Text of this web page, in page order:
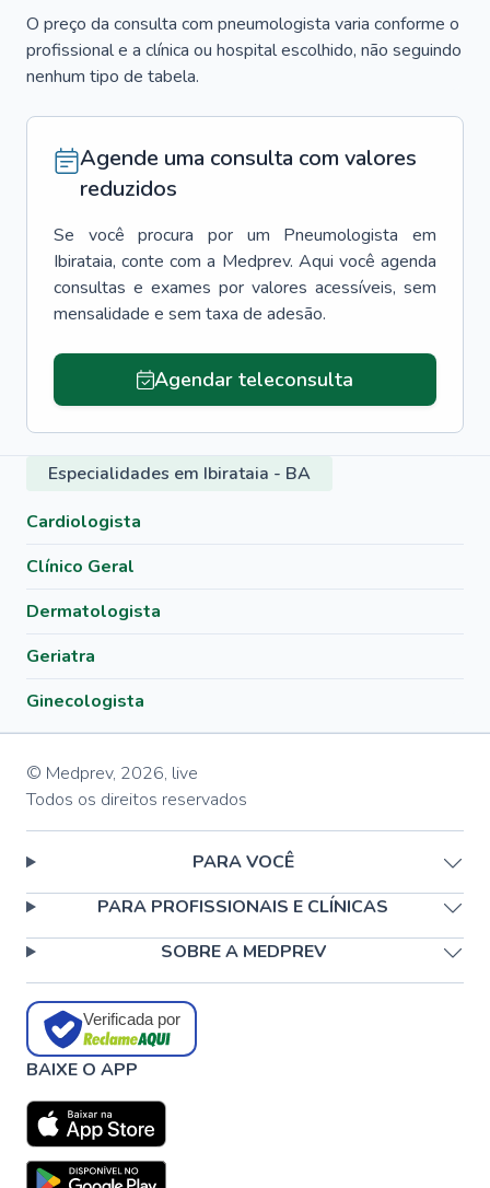
O preço da consulta com pneumologista varia conforme o
profissional e a clínica ou hospital escolhido, não seguindo
nenhum tipo de tabela.
Agende uma consulta com valores
reduzidos
Se você procura por um Pneumologista
em
Ibirataia, conte com a Medprev. Aqui você agenda
consultas e exames por valores acessíveis, sem
mensalidade e sem taxa de adesão.
Agendar teleconsulta
Especialidades em Ibirataia - BA
Cardiologista
Clínico Geral
Dermatologista
Geriatra
Ginecologista
© Medprev, 2026, live
Todos os direitos reservados
PARA VOCÊ
PARA PROFISSIONAIS E CLÍNICAS
SOBRE A MEDPREV
Verificada por
BAIXE O APP